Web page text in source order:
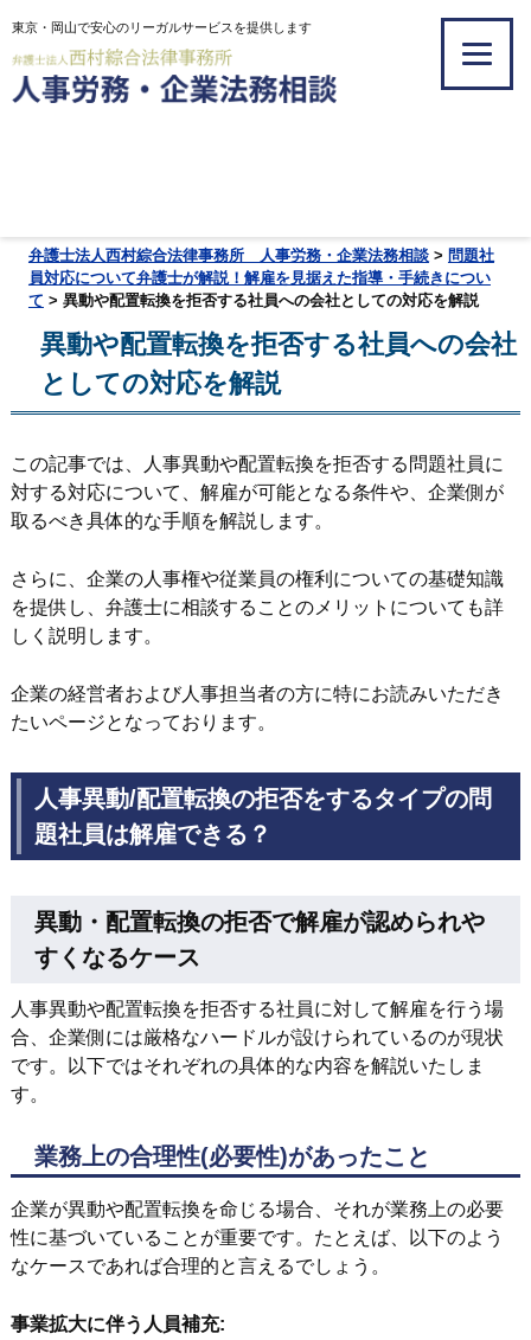
東京・岡山で安心のリーガルサービスを提供します
弁護士法人西村綜合法律事務所 人事労務・企業法務相談> 問題社
員対応について弁護士が解説！解雇を見据えた指導・手続きについ
て > 異動や配置転換を拒否する社員への会社としての対応を解説
異動や配置転換を拒否する社員への会社
としての対応を解説
この記事では、人事異動や配置転換を拒否する問題社員に
対する対応について、解雇が可能となる条件や、企業側が
取るべき具体的な手順を解説します。
さらに、企業の人事権や従業員の権利についての基礎知識
を提供し、弁護士に相談することのメリットについても詳
しく説明します。
企業の経営者および人事担当者の方に特にお読みいただき
たいページとなっております。
人事異動/配置転換の拒否をするタイプの問
題社員は解雇できる？
異動・配置転換の拒否で解雇が認められや
すくなるケース
人事異動や配置転換を拒否する社員に対して解雇を行う場
合、企業側には厳格なハードルが設けられているのが現状
です。以下ではそれぞれの具体的な内容を解説いたしま
す。
業務上の合理性(必要性)があったこと
企業が異動や配置転換を命じる場合、それが業務上の必要
性に基づいていることが重要です。たとえば、以下のよう
なケースであれば合理的と言えるでしょう。
事業拡大に伴う人員補充: